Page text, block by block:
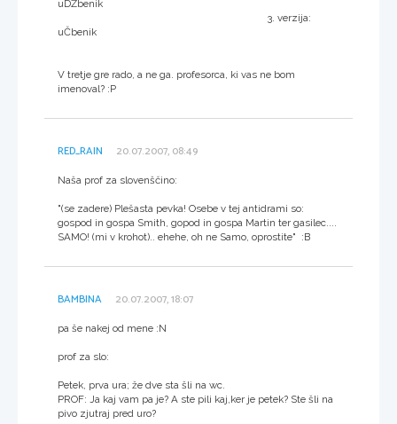
uDŽbenik
3. verzija:
uČbenik
V tretje gre rado, a ne ga. profesorca, ki vas ne bom
imenoval? :P
RED_RAIN 20.07.2007, 08:49
Naša prof za slovenščino:
"(se zadere) Plešasta pevka! Osebe v tej antidrami so:
gospod in gospa Smith, gopod in gospa Martin ter gasilec....
SAMO! (mi v krohot).. ehehe, oh ne Samo, oprostite" :B
BAMBINA 20.07.2007, 18:07
pa še nakej od mene :N
prof za slo:
Petek, prva ura; že dve sta šli na wc.
PROF: Ja kaj vam pa je? A ste pili kaj,ker je petek? Ste šli na
pivo zjutraj pred uro?